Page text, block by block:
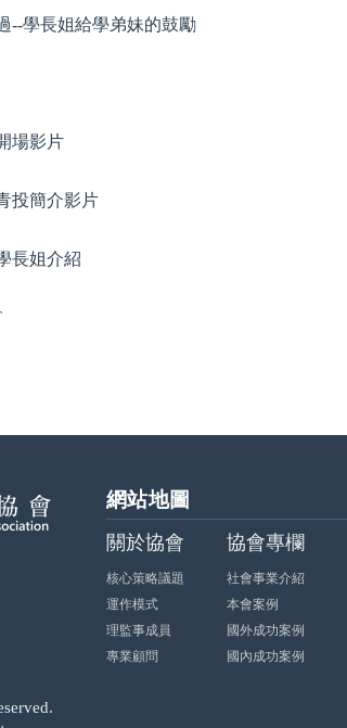
--學長姐給學弟妹的鼓勵
場影片
投簡介影片
長姐介紹
網站地圖
關於協會
核心策略議題
運作模式
理監事成員
專業顧問
協會專欄
社會事業介紹
本會案例
國外成功案例
國內成功案例